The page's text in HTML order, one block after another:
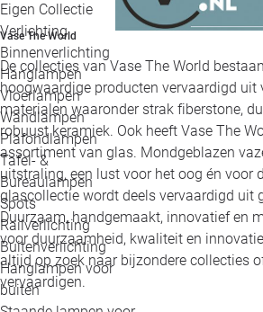
Eigen Collectie
Verlichting
Binnenverlichting
Hanglampen
Vloerlampen
Wandlampen
Plafondlampen
Tafel- &
Bureaulampen
Spots
Railverlichting
Buitenverlichting
Hanglampen voor
buiten
Vase The World
De collecties van Vase The World
hoogwaardige producten vervaardigd uit
materialen waaronder strak fiberstone,
robuust keramiek. Ook heeft Vase The
assortiment van glas. Mondgeblazen
uitstraling, een lust voor het oog én voor
glascollectie wordt deels vervaardigd uit
Duurzaam, handgemaakt, innovatief en
voor duurzaamheid, kwaliteit en
altijd op zoek naar bijzondere collecties
vervaardigen.